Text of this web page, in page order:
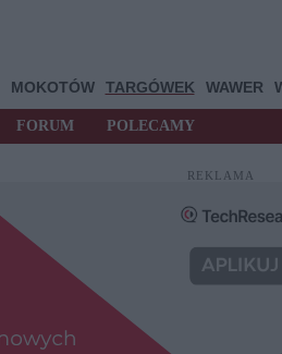
MOKOTÓW TARGÓWEK WAWER
FORUM POLECAMY
REKLAMA